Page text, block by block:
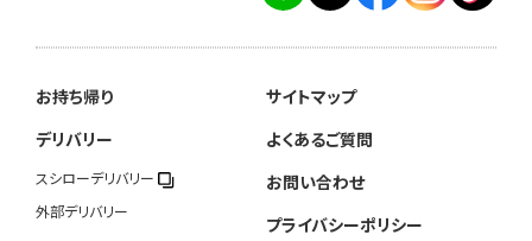
お持ち帰り
デリバリー
スシローデリバリー
外部デリバリー
サイトマップ
よくあるご質問
お問い合わせ
プライバシーポリシー